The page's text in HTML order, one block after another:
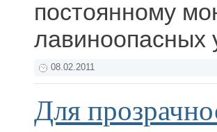
постоянному
лавиноопасных
08.02.2011
Для